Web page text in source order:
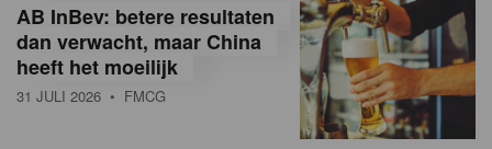
AB InBev: betere resultaten
dan verwacht, maar China
heeft het moeilijk
31 JULI 2026 • FMCG